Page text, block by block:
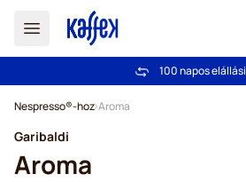
Ingyenes szállítás 20
100 napos
Nespresso®-hoz Aroma
Garibaldi
Aroma